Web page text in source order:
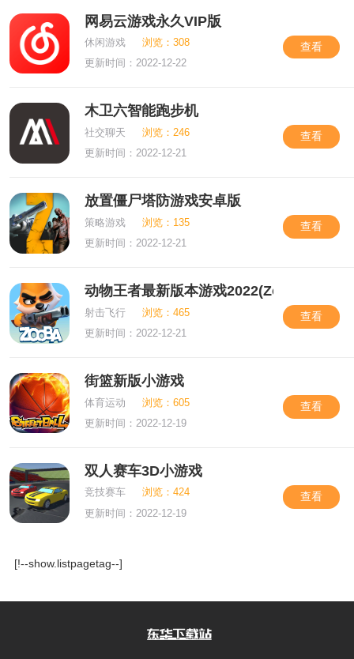
网易云游戏永久VIP版
休闲游戏
浏览：308
更新时间：2022-12-22
查看
木卫六智能跑步机
社交聊天
浏览：246
更新时间：2022-12-21
查看
放置僵尸塔防游戏安卓版
策略游戏
浏览：135
更新时间：2022-12-21
查看
动物王者最新版本游戏2022(Zooba)
射击飞行
浏览：465
更新时间：2022-12-21
查看
街篮新版小游戏
体育运动
浏览：605
更新时间：2022-12-19
查看
双人赛车3D小游戏
竞技赛车
浏览：424
更新时间：2022-12-19
查看
[!--show.listpagetag--]